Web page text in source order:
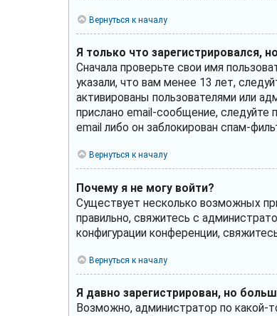
Вернуться к началу
Я только что зарегистрировался,
Сначала проверьте свои имя
указали, что вам менее 13 лет,
активированы пользователями или
прислано email-сообщение, следуйте
email либо он заблокирован спам-
Вернуться к началу
Почему я не могу войти?
Существует несколько возможных
правильно, свяжитесь с
конфигурации конференции,
Вернуться к началу
Я давно зарегистрирован, но
Возможно, администратор по какой-